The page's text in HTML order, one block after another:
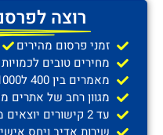
רוצה
זמני פרסום מהירים
מחירים טובים לכמויות
מאמרים בין 400 ל1000 מילה
מגוון רחב של אתרים
עד 2 קישורים יוצאים ממאמר